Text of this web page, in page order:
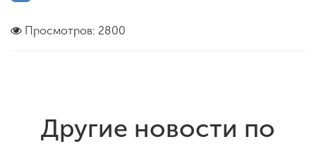
Просмотров: 2800
Другие новости по